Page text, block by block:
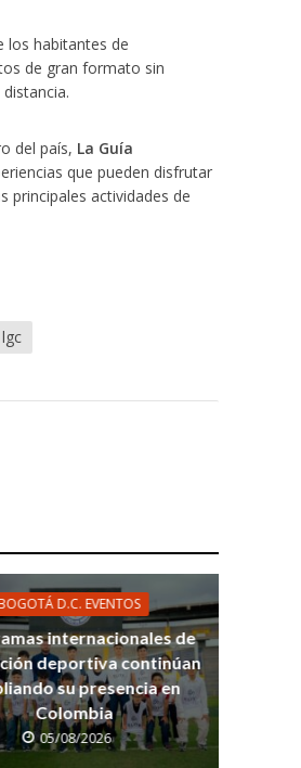
los habitantes de
de gran formato sin
del país, La Guía
que pueden disfrutar
principales actividades de
lgc
D.C. EVENTOS
internacionales de
deportiva continúan
su presencia en
Colombia
05/08/2026